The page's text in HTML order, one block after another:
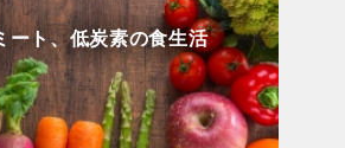
ート、低炭素の食生活